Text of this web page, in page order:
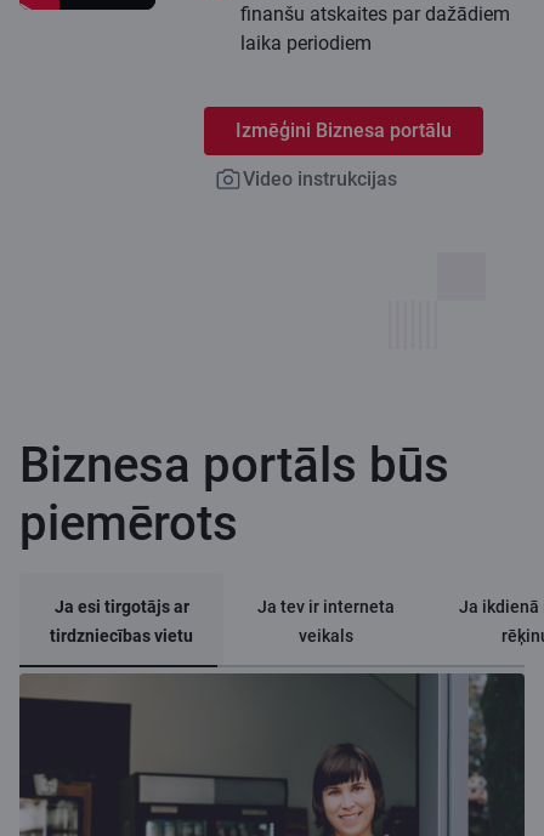
finanšu atskaites par dažādiem
laika periodiem
Izmēģini Biznesa portālu
Video instrukcijas
Biznesa portāls būs
piemērots
Ja esi tirgotājs ar
tirdzniecības vietu
Ja tev ir interneta
veikals
Ja ikdienā